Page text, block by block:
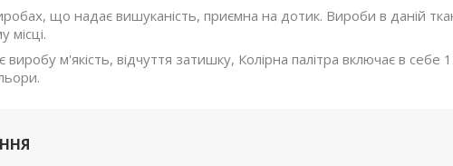
що надає вишуканість, приємна на дотик. Вироби в даній
місці.
виробу м'якість, відчуття затишку, Колірна палітра включає в себе